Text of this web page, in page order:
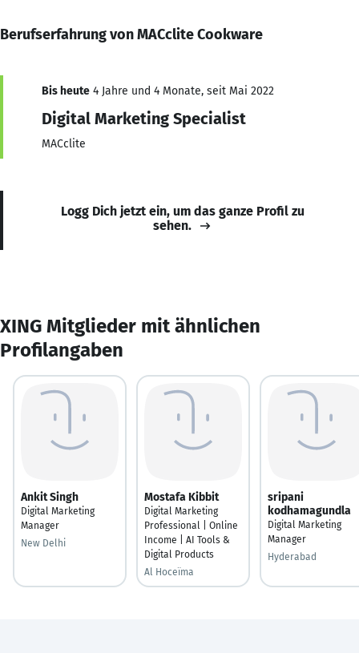
Berufserfahrung von MACclite Cookware
Bis heute 4 Jahre und 4 Monate, seit Mai 2022
Digital Marketing Specialist
MACclite
Logg Dich jetzt ein, um das ganze Profil zu
sehen.
XING Mitglieder mit ähnlichen
Profilangaben
Ankit Singh
Digital Marketing
Manager
New Delhi
Mostafa Kibbit
Digital Marketing
Professional | Online
Income | AI Tools &
Digital Products
Al Hoceïma
sripani
kodhamagundla
Digital Marketing
Manager
Hyderabad